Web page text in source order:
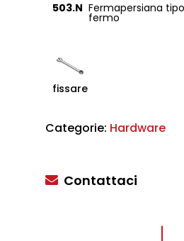
503.N Fermapersiana
fermo
fissare
Categorie: Hardware
Contattaci